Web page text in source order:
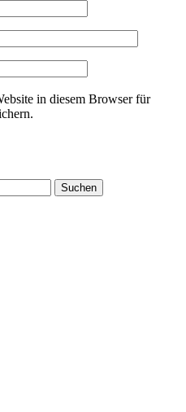
in diesem Browser für